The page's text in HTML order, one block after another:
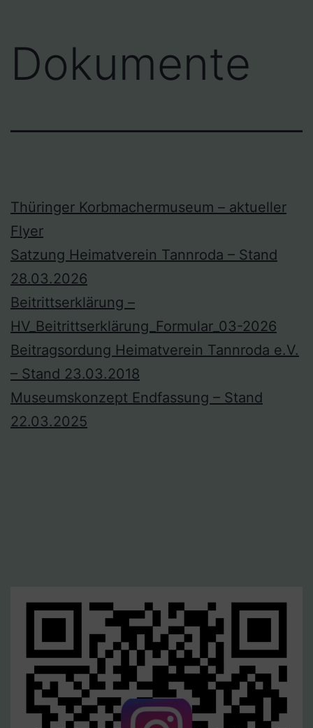
Dokumente
Thüringer Korbmachermuseum – aktueller
Flyer
Satzung Heimatverein Tannroda – Stand
28.03.2026
Beitrittserklärung –
HV_Beitrittserklärung_Formular_03-2026
Beitragsordung Heimatverein Tannroda e.V.
– Stand 23.03.2018
Museumskonzept Endfassung – Stand
22.03.2025